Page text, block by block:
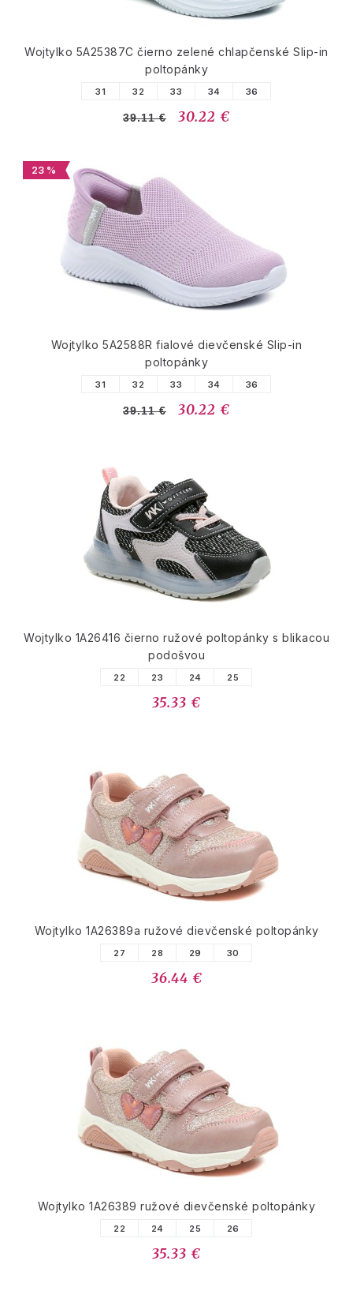
Wojtylko 5A25387C čierno zelené chlapčenské Slip-in
poltopánky
31 32 33 34 36
39.11 € 30.22 €
23 %
Wojtylko 5A2588R fialové dievčenské Slip-in
poltopánky
31 32 33 34 36
39.11 € 30.22 €
Wojtylko 1A26416 čierno ružové poltopánky s blikacou
podošvou
22 23 24 25
35.33 €
Wojtylko 1A26389a ružové dievčenské poltopánky
27 28 29 30
36.44 €
Wojtylko 1A26389 ružové dievčenské poltopánky
22 24 25 26
35.33 €